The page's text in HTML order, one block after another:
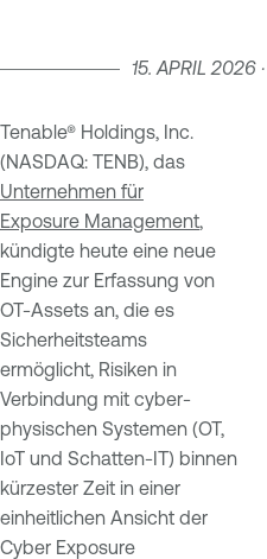
15. APRIL 2026
Tenable® Holdings, Inc.
(NASDAQ: TENB), das
Unternehmen für
Exposure Management
kündigte heute eine neue
Engine zur Erfassung von
OT-Assets an, die es
Sicherheitsteams
ermöglicht, Risiken in
Verbindung mit cyber-
physischen Systemen (OT,
IoT und Schatten-IT) binnen
kürzester Zeit in einer
einheitlichen Ansicht der
Cyber Exposure